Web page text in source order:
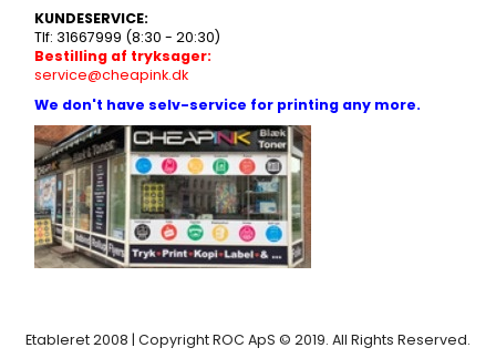
KUNDESERVICE:
Tlf: 31667999 (8:30 - 20:30)
Bestilling af tryksager:
service@cheapink.dk
We don't have selv-service for printing any more.
Etableret 2008 | Copyright ROC ApS © 2019. All Rights Reserved.